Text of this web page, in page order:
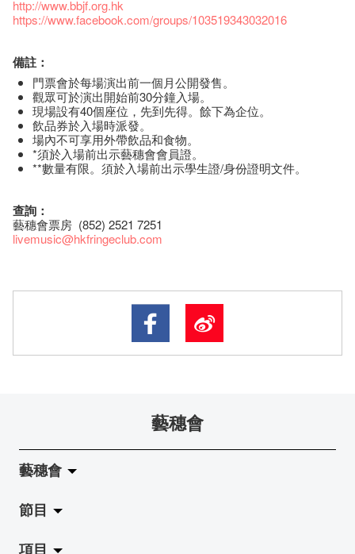
http://www.bbjf.org.hk
https://www.facebook.com/groups/103519343032016
備註：
門票會於每場演出前一個月公開發售。
觀眾可於演出開始前30分鐘入場。
現場設有40個座位，先到先得。餘下為企位。
飲品券於入場時派發。
場內不可享用外帶飲品和食物。
*須於入場前出示藝穗會會員證。
**數量有限。須於入場前出示學生證/身份證明文件。
查詢：
藝穗會票房 (852) 2521 7251
livemusic@hkfringeclub.com
藝穗會
藝穗會
關於藝穗會
藝穗會的演化
節目
拉闊
項目